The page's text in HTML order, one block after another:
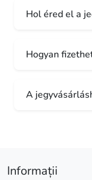
Hol éred el a
Hogyan
A
Informații